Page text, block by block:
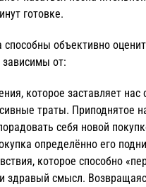
готовке.
объективно
от:
которое заставляет нас
траты. Приподнятое
себя новой
определённо его
которое способно
здравый смысл.